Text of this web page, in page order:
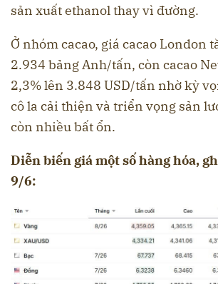
sản xuất ethanol thay vì đường.
Ở nhóm cacao, giá cacao London
2.934 bảng Anh/tấn, còn cacao
2,3% lên 3.848 USD/tấn nhờ kỳ
cô la cải thiện và triển vọng sản
còn nhiều bất ổn.
Diễn biến giá một số hàng hóa,
9/6: